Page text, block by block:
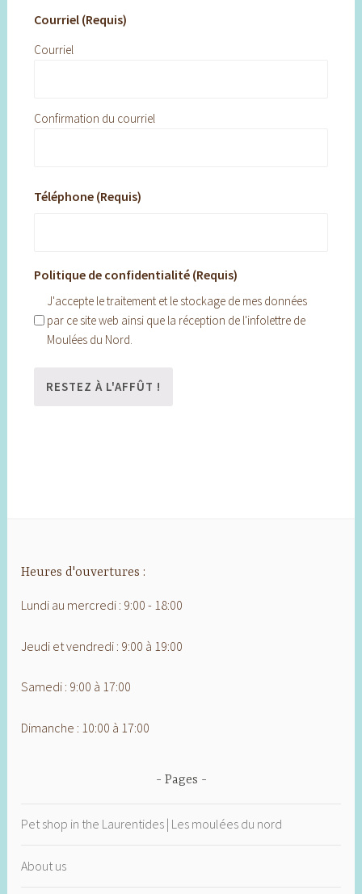
Courriel (Requis)
Courriel
Confirmation du courriel
Téléphone (Requis)
Politique de confidentialité (Requis)
J'accepte le traitement et le stockage de mes données
par ce site web ainsi que la réception de l'infolettre de
Moulées du Nord.
Heures d'ouvertures :
Lundi au mercredi : 9:00 - 18:00
Jeudi et vendredi : 9:00 à 19:00
Samedi : 9:00 à 17:00
Dimanche : 10:00 à 17:00
Pages
Pet shop in the Laurentides | Les moulées du nord
About us